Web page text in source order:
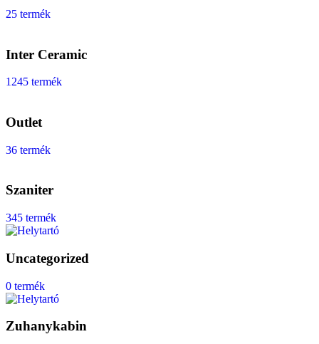
25 termék
Inter Ceramic
1245 termék
Outlet
36 termék
Szaniter
345 termék
Uncategorized
0 termék
Zuhanykabin